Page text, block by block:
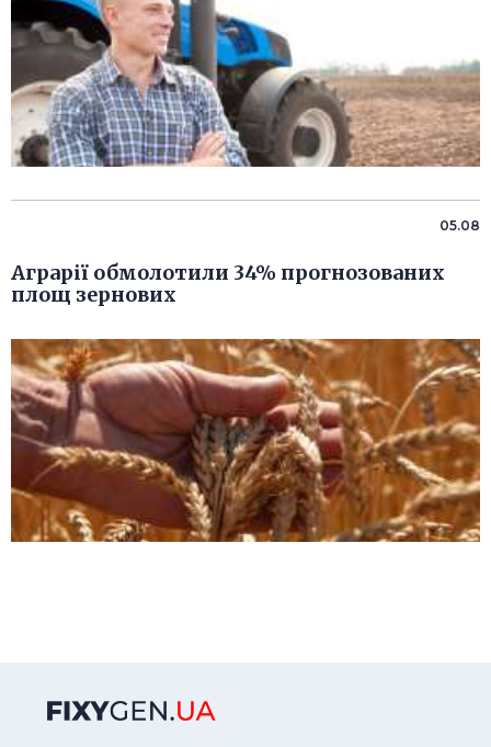
05.08
Аграрії обмолотили 34% прогнозованих
площ зернових